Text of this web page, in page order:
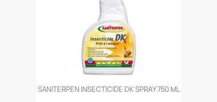
SANITERPEN INSECTICIDE DK SPRAY 750 ML